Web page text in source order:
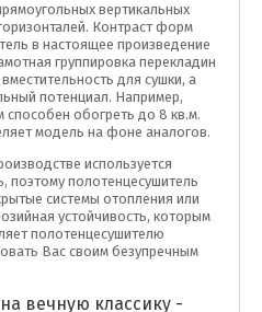
вертикальных
Контраст форм
в настоящее произведение
группировка перекладин
для сушки, а
потенциал. Например,
обогреть до 8 кв.м.
модель на фоне аналогов.
используется
поэтому полотенцесушитель
системы отопления или
устойчивость, которым
полотенцесушителю
Вас своим безупречным
вечную классику -